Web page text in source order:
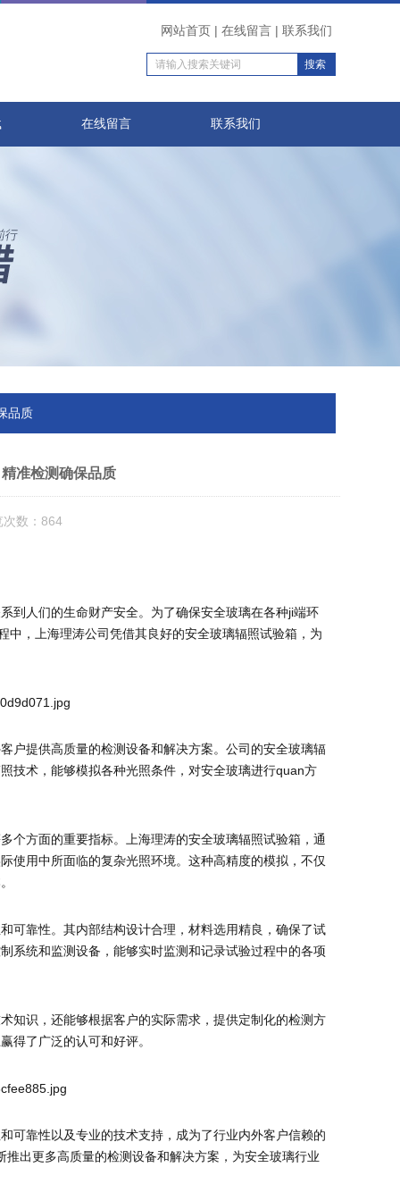
网站首页 | 在线留言 | 联系我们
在线留言 联系我们
品质
准检测确保品质
数：864
到人们的生命财产安全。为了确保安全玻璃在各种ji端环
，上海理涛公司凭借其良好的安全玻璃辐照试验箱，为
户提供高质量的检测设备和解决方案。公司的安全玻璃辐
技术，能够模拟各种光照条件，对安全玻璃进行quan方
个方面的重要指标。上海理涛的安全玻璃辐照试验箱，通
使用中所面临的复杂光照环境。这种高精度的模拟，不仅
可靠性。其内部结构设计合理，材料选用精良，确保了试
系统和监测设备，能够实时监测和记录试验过程中的各项
知识，还能够根据客户的实际需求，提供定制化的检测方
得了广泛的认可和好评。
可靠性以及专业的技术支持，成为了行业内外客户信赖的
出更多高质量的检测设备和解决方案，为安全玻璃行业